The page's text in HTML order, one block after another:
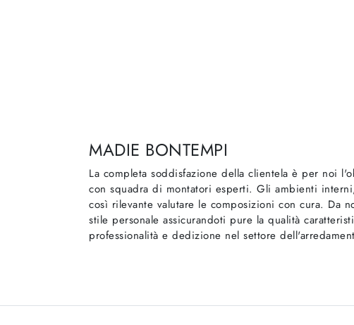
MADIE BONTEMPI
La completa soddisfazione della clientela è per noi
con squadra di montatori esperti. Gli ambienti
così rilevante valutare le composizioni con cura.
stile personale assicurandoti pure la qualità
professionalità e dedizione nel settore